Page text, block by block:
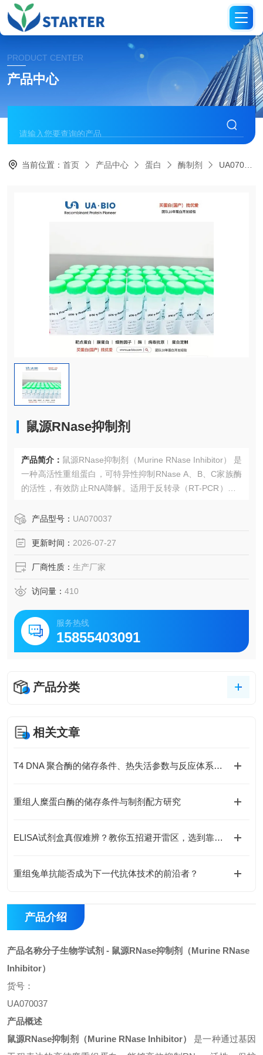
PRODUCT CENTER
产品中心
当前位置：首页 产品中心 蛋白 酶制剂 UA070037鼠源RNase抑制剂
鼠源RNase抑制剂
产品简介： 鼠源RNase抑制剂（Murine RNase Inhibitor） 是
一种高活性重组蛋白，可特异性抑制RNase A、B、C家族酶
的活性，有效防止RNA降解。适用于反转录（RT-PCR）、R
整性和实验数据的可靠性。产品无DNase/蛋白酶污染，稳定
产品型号： UA070037
更新时间： 2026-07-27
厂商性质： 生产厂家
访问量： 410
服务热线
15855403091
产品分类
相关文章
T4 DNA 聚合酶的储存条件、热失活参数与反应体系优化
重组人糜蛋白酶的储存条件与制剂配方研究
ELISA试剂盒真假难辨？教你五招避开雷区，选到靠谱货
重组兔单抗能否成为下一代抗体技术的前沿者？
产品介绍
产品名称分子生物学试剂 - 鼠源RNase抑制剂 （Murine RNase
Inhibitor）
货号：
UA070037
产品概述
鼠源RNase抑制剂
（Murine RNase Inhibitor）
是一种通过基因